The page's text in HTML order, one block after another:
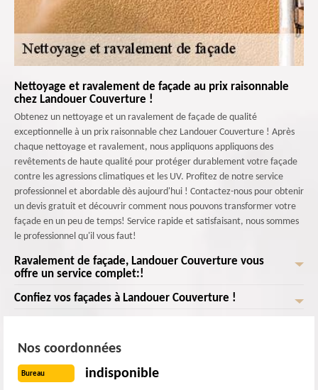
Nettoyage et ravalement de façade au prix raisonnable
chez Landouer Couverture !
Obtenez un nettoyage et un ravalement de façade de qualité
exceptionnelle à un prix raisonnable chez Landouer Couverture ! Après
chaque nettoyage et ravalement, nous appliquons appliquons des
revêtements de haute qualité pour protéger durablement votre façade
contre les agressions climatiques et les UV. Profitez de notre service
professionnel et abordable dès aujourd'hui ! Contactez-nous pour obtenir
un devis gratuit et découvrir comment nous pouvons transformer votre
façade en un peu de temps! Service rapide et satisfaisant, nous sommes
le professionnel qu'il vous faut!
Ravalement de façade, Landouer Couverture vous
offre un service complet:!
Landouer Couverture , l'équipe de ravaleurs de façade à Maisons Alfort
dépôts indésirables présents sur votre façade. Nous effectuons avec soin
dommages structurels éventuels. Ensuite, nous appliquons des
Confiez vos façades à Landouer Couverture !
vous offrir un service impeccable! Nous éliminons efficacement les
façade. Une fois que votre façade est propre, nous procédons à des
Nos coordonnées
Bureau indisponible